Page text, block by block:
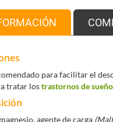
para conciliar el
subjetiva de desfase
beneficioso se obtiene
beneficioso se
de 0,5 mg de melatonina
de acostarse el primer
después de la llegada a
para facilitar el
tratar lostrastornos de sueño
agente de carga